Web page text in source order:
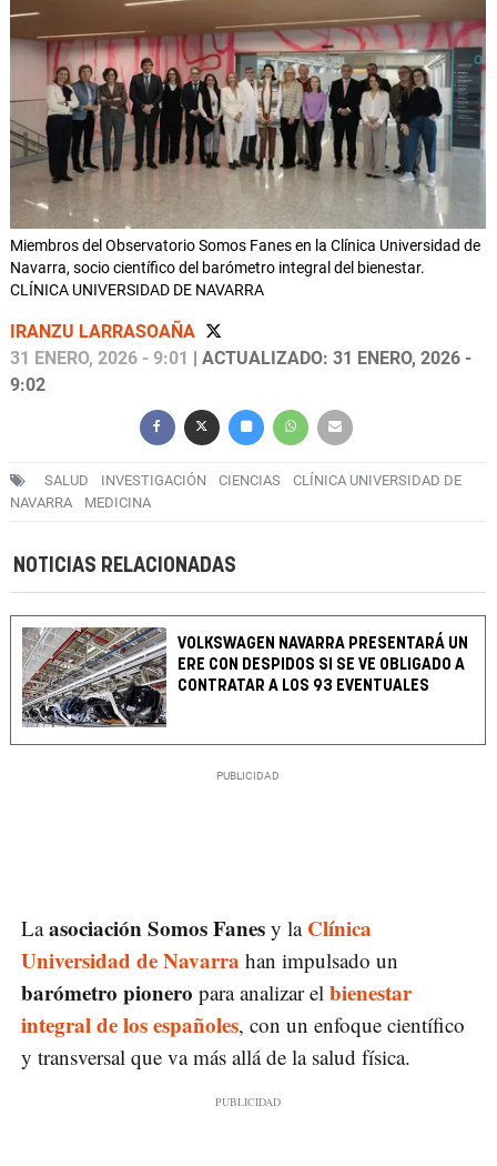
Miembros del Observatorio Somos Fanes en la Clínica Universidad de
Navarra, socio científico del barómetro integral del bienestar.
CLÍNICA UNIVERSIDAD DE NAVARRA
IRANZU LARRASOAÑA
31 ENERO, 2026 - 9:01
| ACTUALIZADO: 31 ENERO, 2026 -
9:02
SALUD INVESTIGACIÓN CIENCIAS
CLÍNICA UNIVERSIDAD DE
NAVARRA
MEDICINA
NOTICIAS RELACIONADAS
VOLKSWAGEN NAVARRA PRESENTARÁ UN
ERE CON DESPIDOS SI SE VE OBLIGADO A
CONTRATAR A LOS 93 EVENTUALES
Laasociación Somos Fanes y la Clínica
Universidad de Navarra han impulsado un
barómetro pionero para analizar el bienestar
integral de los españoles, con un enfoque científico
y transversal que va más allá de la salud física.